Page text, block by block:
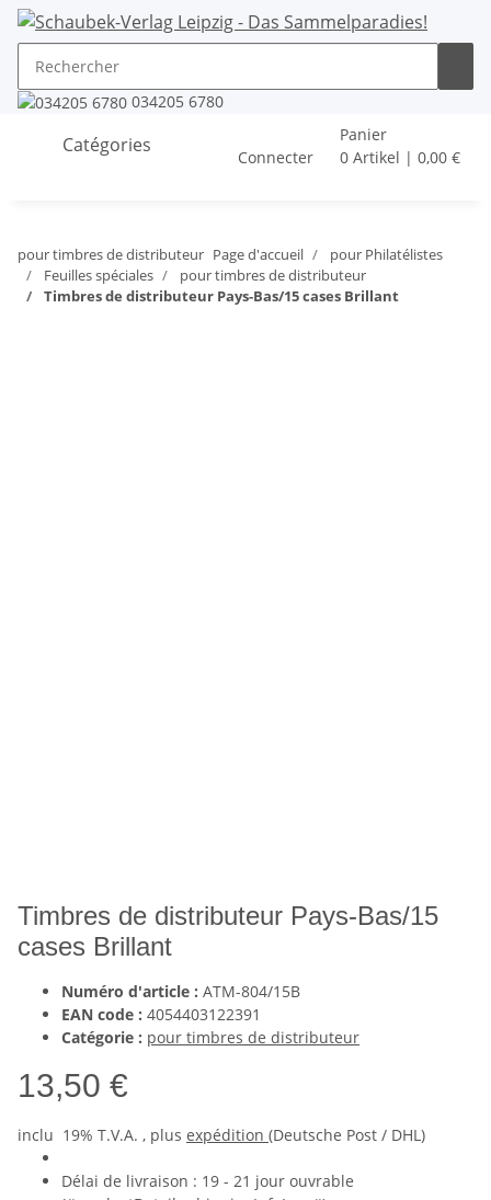
034205 6780
Catégories
Connecter
Panier
0 Artikel | 0,00 €
pour timbres de distributeur Page d'accueil
pour Philatélistes
Feuilles spéciales
pour timbres de distributeur
Timbres de distributeur Pays-Bas/15 cases Brillant
Timbres de distributeur Pays-Bas/15
cases Brillant
Numéro d'article : ATM-804/15B
EAN code : 4054403122391
Catégorie : pour timbres de distributeur
13,50 €
inclu 19% T.V.A. , plus expédition (Deutsche Post / DHL)
Délai de livraison : 19 - 21 jour ouvrable